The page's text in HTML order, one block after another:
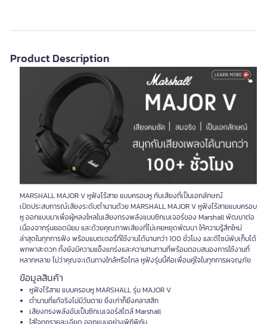
Product Description
MARSHALL MAJOR V หูฟังไร้สาย แบบครอบหู กับเสียงที่เป็นเอกลักษณ์
เปิดประสบการณ์เสียงระดับตำนานด้วย MARSHALL MAJOR V หูฟังไร้สายแบบครอบ
หู ออกแบบมาเพื่อผู้หลงใหลในเสียงทรงพลังแบบซิกเนเจอร์ของ Marshall พัฒนาต่อ
เนื่องจากรุ่นยอดนิยม และด้วยคุณภาพเสียงที่ไม่เคยหยุดพัฒนา ให้ความรู้สึกใหม่
ล่าสุดในทุกการฟัง พร้อมแบตเตอรี่ที่ใช้งานได้นานกว่า 100 ชั่วโมง และดีไซน์พับเก็บได้
พกพาสะดวก ทั้งยังมีความแข็งแกร่งและความทนทานที่พร้อมตอบสนองการใช้งานที่
หลากหลาย ไม่ว่าคุณจะเดินทางใกล้หรือไกล หูฟังรุ่นนี้คือเพื่อนคู่ใจในทุกการผจญภัย
ข้อมูลสินค้า
หูฟังไร้สาย แบบครอบหู MARSHALL รุ่น MAJOR V
ตำนานที่แท้จริงไม่มีวันตาย ยิ่งเก่าก็ยิ่งคลาสสิก
เสียงทรงพลังอันเป็นซิกเนเจอร์สไตล์ Marshall